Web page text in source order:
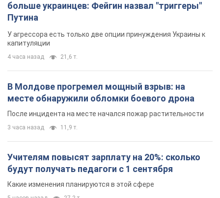
больше украинцев: Фейгин назвал "триггеры"
Путина
У агрессора есть только две опции принуждения Украины к
капитуляции
4 часа назад 21,6 т.
В Молдове прогремел мощный взрыв: на
месте обнаружили обломки боевого дрона
После инцидента на месте начался пожар растительности
3 часа назад 11,9 т.
Учителям повысят зарплату на 20%: сколько
будут получать педагоги с 1 сентября
Какие изменения планируются в этой сфере